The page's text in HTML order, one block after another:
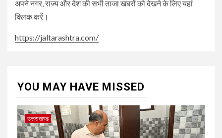
अपने नगर, राज्य और देश की सभी ताजा खबरों को देखने के लिए यहां
क्लिक करें।
https://jaltarashtra.com/
YOU MAY HAVE MISSED
उत्तराखण्ड